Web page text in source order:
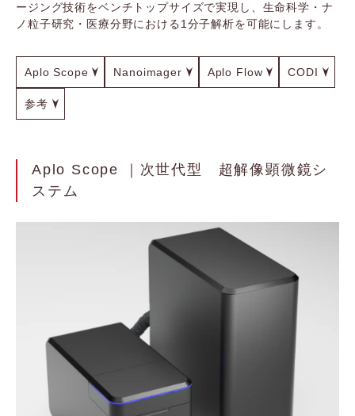
ージング技術をベンチトップサイズで実現し、生命科学・ナ
ノ粒子研究・医療分野における1分子解析を可能にします。
Aplo Scope Nanoimager Aplo Flow CODI
参考
Aplo Scope ｜次世代型 超解像顕微鏡シ
ステム